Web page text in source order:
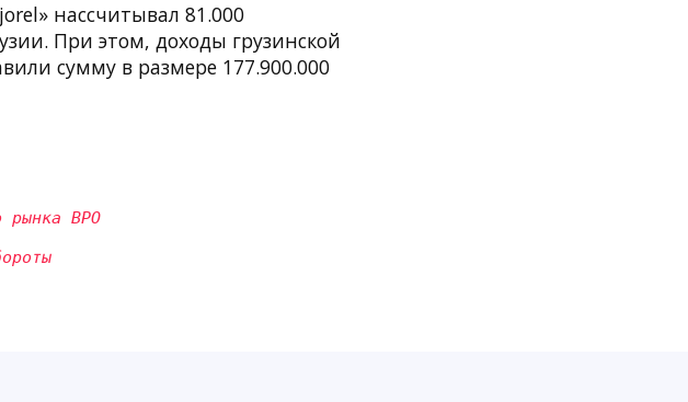
нассчитывал 81.000
При этом, доходы грузинской
сумму в размере 177.900.000
BPO